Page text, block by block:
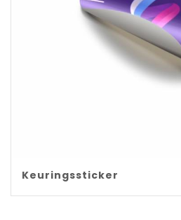
Keuringssticker